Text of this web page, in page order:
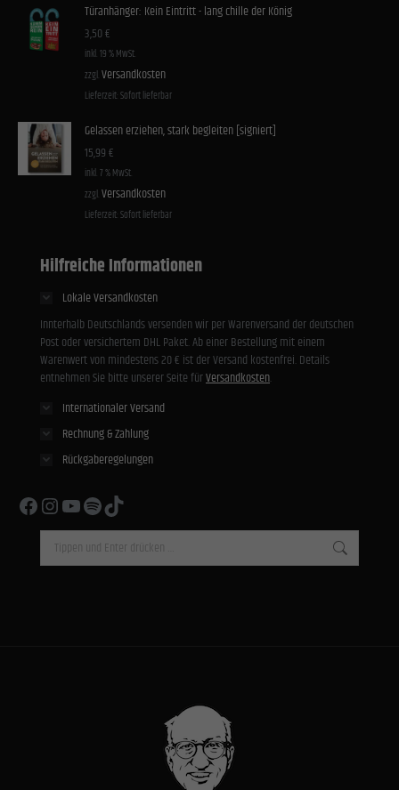
Türanhänger: Kein Eintritt - lang chille der König
3,50€
inkl. 19 % MwSt.
zzgl. Versandkosten
Lieferzeit: Sofort lieferbar
Gelassen erziehen, stark begleiten [signiert]
15,99€
inkl. 7 % MwSt.
zzgl. Versandkosten
Lieferzeit: Sofort lieferbar
Hilfreiche Informationen
Lokale Versandkosten
Innterhalb Deutschlands versenden wir per Warenversand der deutschen
Post oder versichertem DHL Paket. Ab einer Bestellung mit einem
Warenwert von mindestens 20 € ist der Versand kostenfrei. Details
entnehmen Sie bitte unserer Seite fürVersandkosten.
Internationaler Versand
Rechnung & Zahlung
Rückgaberegelungen
Facebook
Instagram
YouTube
Spotify
TikTok